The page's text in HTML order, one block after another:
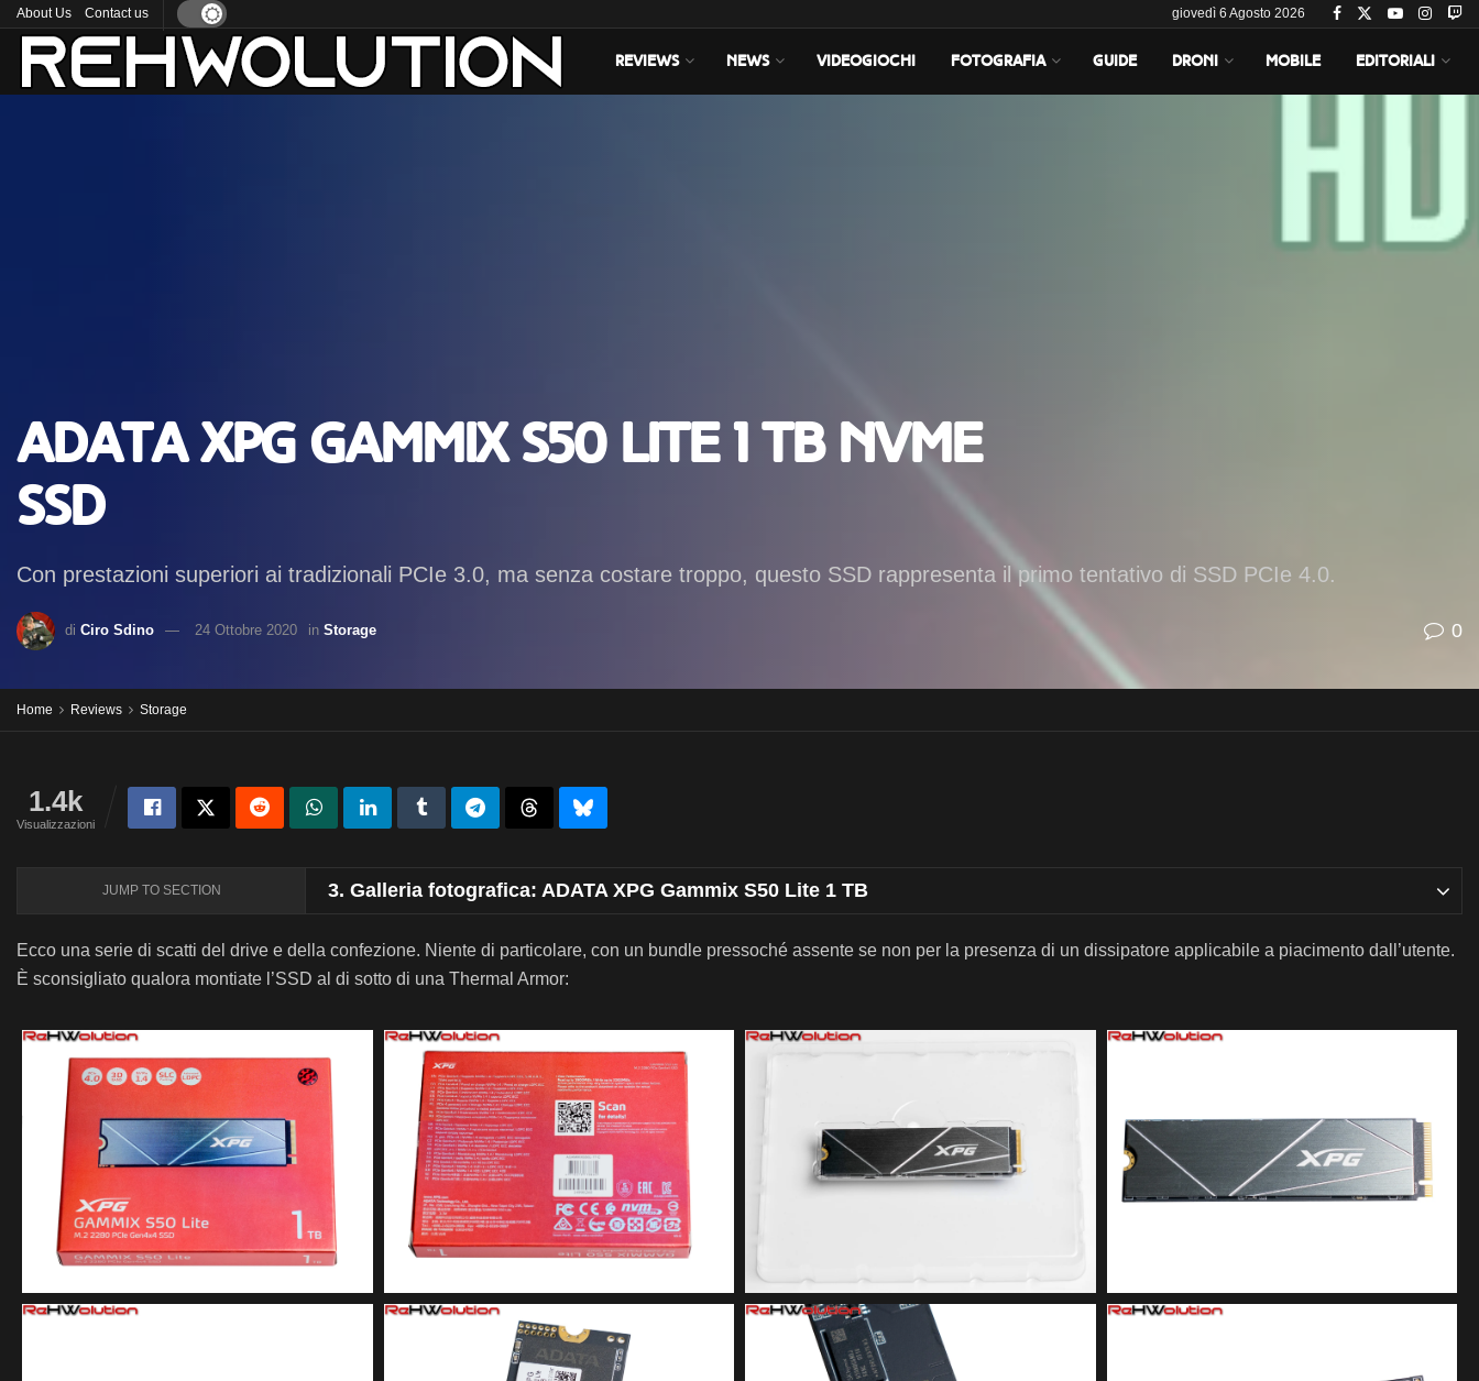
About Us Contact us giovedì 6 Agosto 2026
REVIEWS NEWS VIDEOGIOCHI FOTOGRAFIA GUIDE DRONI MOBILE EDITORIALI
ADATA XPG Gammix S50 Lite 1 TB NVMe
SSD
Con prestazioni superiori ai tradizionali PCIe 3.0, ma senza costare troppo, questo SSD rappresenta il primo tentativo di SSD PCIe 4.0.
di Ciro Sdino 24 Ottobre 2020 in Storage 0
Home Reviews Storage
1.4k
Visualizzazioni
JUMP TO SECTION 3. Galleria fotografica: ADATA XPG Gammix S50 Lite 1 TB
Ecco una serie di scatti del drive e della confezione. Niente di particolare, con un bundle pressoché assente se non per la presenza di un dissipatore applicabile a piacimento dall’utente.
È sconsigliato qualora montiate l’SSD al di sotto di una Thermal Armor: